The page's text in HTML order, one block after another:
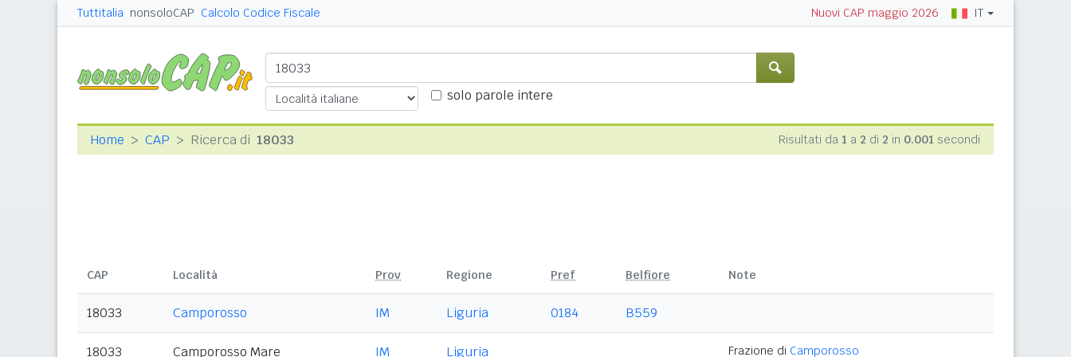
Tuttitalia nonsoloCAP Calcolo Codice Fiscale Nuovi CAP maggio 2026 IT
solo parole intere
Home CAP Ricerca di 18033 Risultati da 1 a 2 di 2 in 0.001 secondi
CAP Località Prov Regione Pref Belfiore Note
18033 Camporosso IM Liguria 0184 B559
18033 Camporosso Mare IM Liguria Frazione di Camporosso